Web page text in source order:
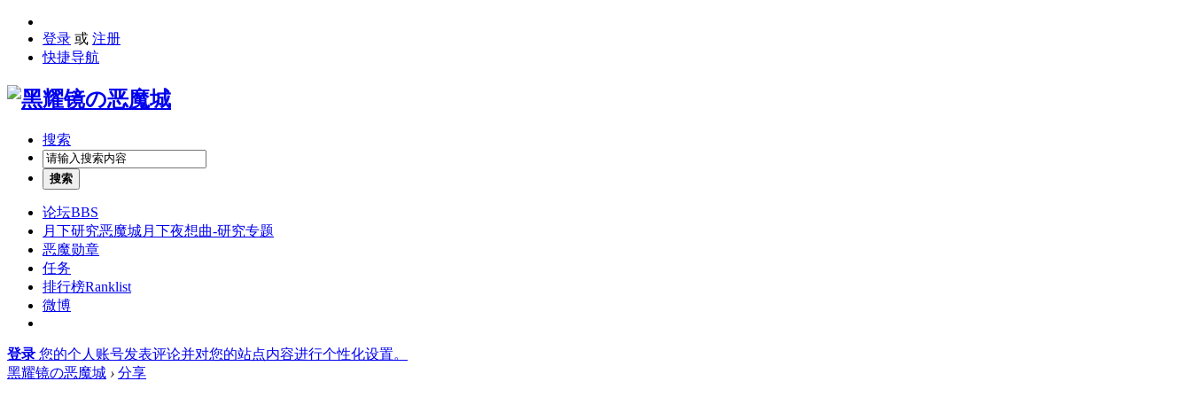
登录 或 注册
快捷导航
搜索
搜索
论坛BBS
月下研究恶魔城月下夜想曲-研究专题
恶魔勋章
任务
排行榜Ranklist
微博
登录 您的个人账号发表评论并对您的站点内容进行个性化设置。
黑耀镜の恶魔城 › 分享